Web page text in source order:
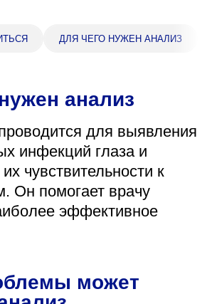
73-31
ДЛЯ ЧЕГО НУЖЕН АНАЛИЗ
анализ
для выявления
инфекций глаза и
чувствительности к
Он помогает врачу
эффективное
может